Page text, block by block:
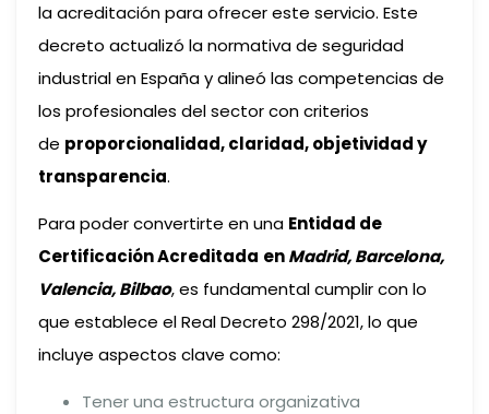
la acreditación para ofrecer este servicio. Este
decreto actualizó la normativa de seguridad
industrial en España y alineó las competencias de
los profesionales del sector con criterios
de proporcionalidad, claridad, objetividad y
transparencia.
Para poder convertirte en una Entidad de
Certificación Acreditada enMadrid, Barcelona,
Valencia, Bilbao, es fundamental cumplir con lo
que establece el Real Decreto 298/2021, lo que
incluye aspectos clave como:
Tener una estructura organizativa